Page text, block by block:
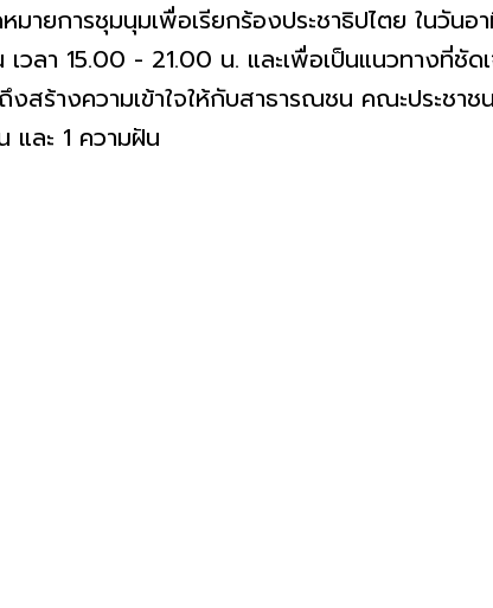
ายการชุมนุมเพื่อเรียกร้องประชาธิปไตย ในวัน
วลา 15.00 - 21.00 น. และเพื่อเป็นแนวทางที่ชัด
สร้างความเข้าใจให้กับสาธารณชน คณะประชา
และ 1 ความฝัน